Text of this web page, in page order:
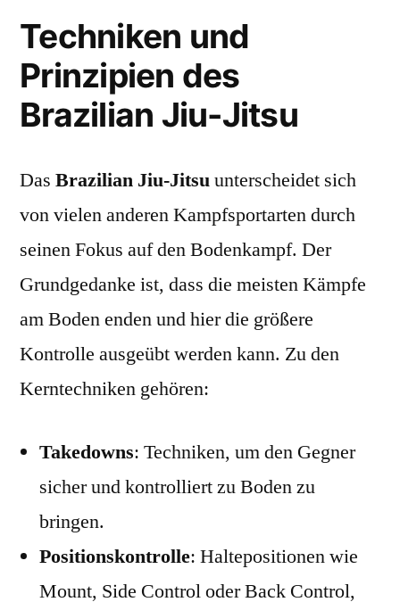
Techniken und
Prinzipien des
Brazilian Jiu-Jitsu
Das Brazilian Jiu-Jitsuunterscheidet sich
von vielen anderen Kampfsportarten durch
seinen Fokus auf den Bodenkampf. Der
Grundgedanke ist, dass die meisten Kämpfe
am Boden enden und hier die größere
Kontrolle ausgeübt werden kann. Zu den
Kerntechniken gehören:
Takedowns: Techniken, um den Gegner
sicher und kontrolliert zu Boden zu
bringen.
Positionskontrolle: Haltepositionen wie
Mount, Side Control oder Back Control,